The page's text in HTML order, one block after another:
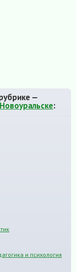
—
:
и психология